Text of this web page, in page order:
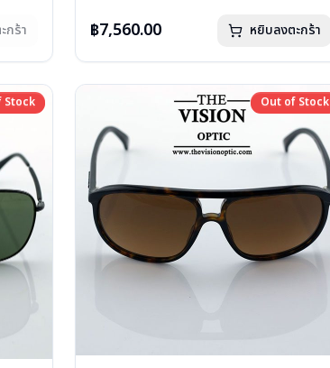
ณา
กร้า
อุปกรณ์ : กล่องแว่น, ผ้าเช็ดแว่น
น้ำหนัก : 37 กรัม
การรับประกัน : 1 ปี
฿7,560.00 หยิบลงตะกร้า
Stock
Stock Out of Stock
Out of Stock